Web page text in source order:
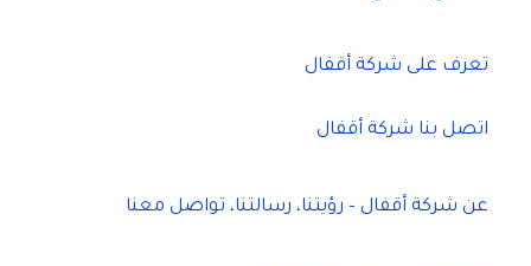
تعرف على شركة أقفال
اتصل بنا شركة أقفال
عن شركة أقفال – رؤيتنا، رسالتنا، تواصل معنا